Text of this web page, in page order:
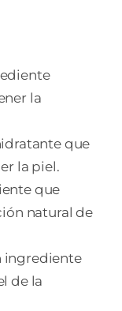
la
que
la piel.
que
natural de
ingrediente
de la